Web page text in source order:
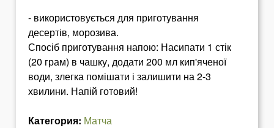
- використовується для приготування
десертів, морозива.
Спосіб приготування напою: Насипати 1 стік
(20 грам) в чашку, додати 200 мл кип'яченої
води, злегка помішати і залишити на 2-3
хвилини. Напій готовий!
Категория: Матча